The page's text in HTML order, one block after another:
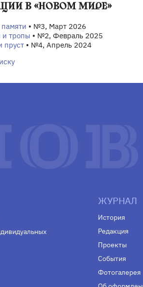
В «НОВОМ МИРЕ»
• №3, Март 2026
тропы • №2, Февраль 2025
пруст • №4, Апрель 2024
ЖУРНАЛ
История
Редакция
Проекты
События
Фотогалерея